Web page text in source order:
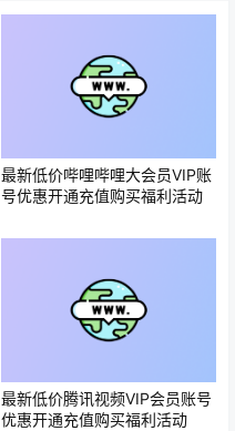
最新低价哔哩哔哩大会员VIP账
号优惠开通充值购买福利活动
最新低价腾讯视频VIP会员账号
优惠开通充值购买福利活动